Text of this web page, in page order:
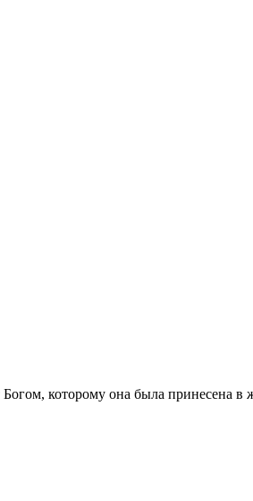
которому она была принесена в